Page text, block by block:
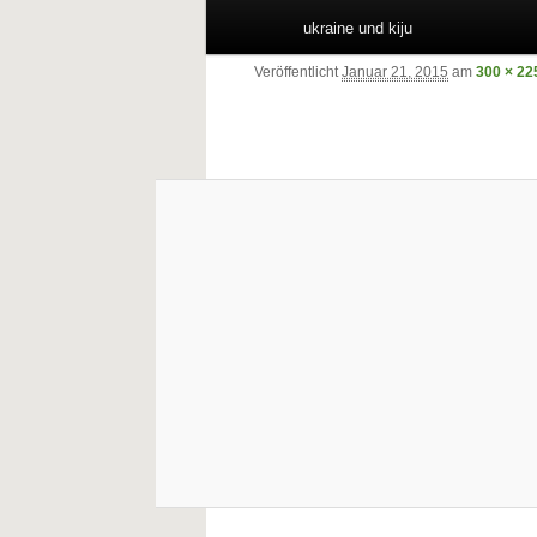
ukraine und kiju
VeröffentlichtJanuar 21, 2015 am 300 ×